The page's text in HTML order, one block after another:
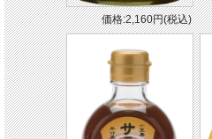
価格:2,160円(税込)